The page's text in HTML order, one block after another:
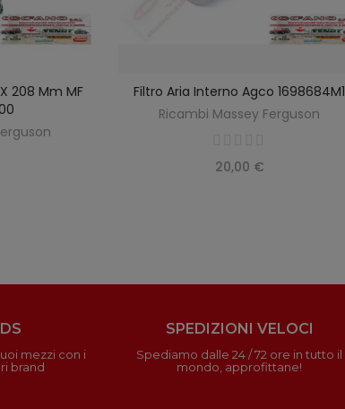
208 Mm MF
AGGIUNGI AL CARRELLO
Filtro Aria Interno Agco 1698684M1
Ricambi Massey Ferguson
20,00 €
mezzi con i
brand
SPEDIZIONI VELOCI
Spediamo dalle 24 / 72 ore in tutto il
mondo, approfittane!